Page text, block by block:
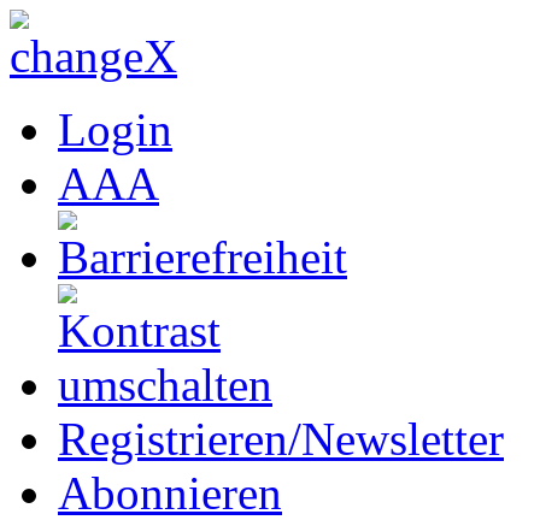
Login
AAA
Registrieren/Newsletter
Abonnieren